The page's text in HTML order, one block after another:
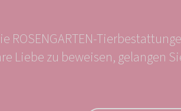
ROSENGARTEN-
Liebe zu beweisen, gelangen